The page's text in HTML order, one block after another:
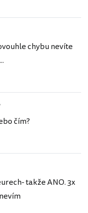
chybu nevíte
čím?
takže ANO. 3x